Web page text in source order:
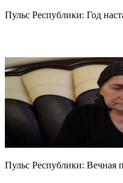
Пульс Республики: Год
Пульс Республики: Вечная